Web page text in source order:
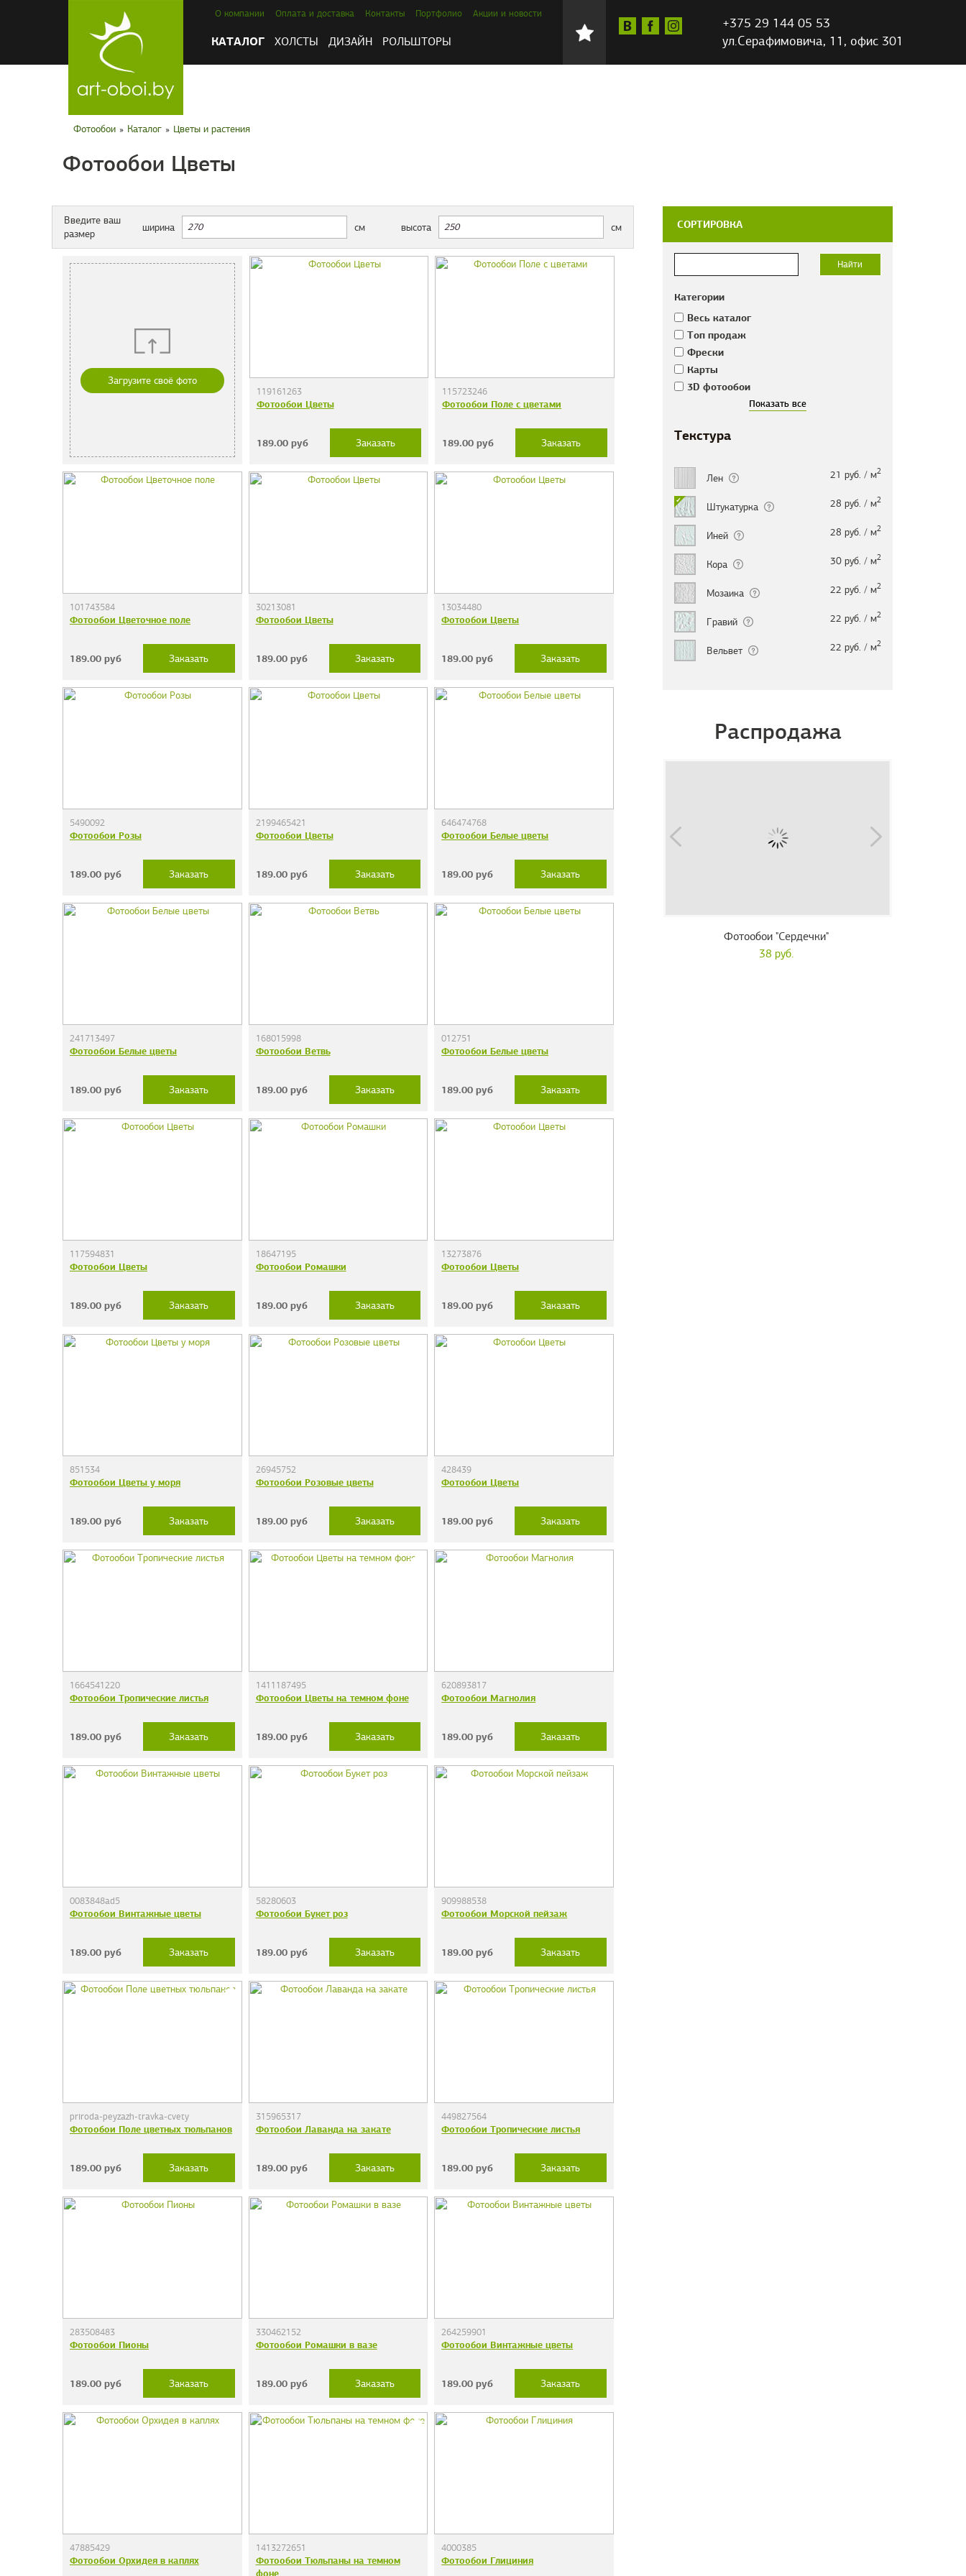
+375 29 144 05 53
ул.Серафимовича, 11, офис 301
О компании Оплата и доставка Контакты Портфолио Акции и новости
КАТАЛОГ ХОЛСТЫ ДИЗАЙН РОЛЬШТОРЫ
Фотообои » Каталог » Цветы и растения
Фотообои Цветы
Введите ваш
размер
ширина см высота см
Загрузите своё фото
119161263
Фотообои Цветы
189.00руб Заказать
115723246
Фотообои Поле с цветами
189.00 руб Заказать
101743584
Фотообои Цветочное поле
189.00руб Заказать
30213081
Фотообои Цветы
189.00руб Заказать
13034480
Фотообои Цветы
189.00 руб Заказать
5490092
Фотообои Розы
189.00руб Заказать
2199465421
Фотообои Цветы
189.00руб Заказать
646474768
Фотообои Белые цветы
189.00 руб Заказать
241713497
Фотообои Белые цветы
189.00руб Заказать
168015998
Фотообои Ветвь
189.00руб Заказать
012751
Фотообои Белые цветы
189.00 руб Заказать
117594831
Фотообои Цветы
189.00руб Заказать
18647195
Фотообои Ромашки
189.00руб Заказать
13273876
Фотообои Цветы
189.00 руб Заказать
851534
Фотообои Цветы у моря
189.00руб Заказать
26945752
Фотообои Розовые цветы
189.00руб Заказать
428439
Фотообои Цветы
189.00 руб Заказать
1664541220
Фотообои Тропические листья
189.00руб Заказать
1411187495
Фотообои Цветы на темном фоне
189.00руб Заказать
620893817
Фотообои Магнолия
189.00 руб Заказать
0083848ad5
Фотообои Винтажные цветы
189.00руб Заказать
58280603
Фотообои Букет роз
189.00руб Заказать
909988538
Фотообои Морской пейзаж
189.00 руб Заказать
priroda-peyzazh-travka-cvety
Фотообои Поле цветных тюльпанов
189.00руб Заказать
315965317
Фотообои Лаванда на закате
189.00руб Заказать
449827564
Фотообои Тропические листья
189.00 руб Заказать
283508483
Фотообои Пионы
189.00руб Заказать
330462152
Фотообои Ромашки в вазе
189.00руб Заказать
264259901
Фотообои Винтажные цветы
189.00 руб Заказать
47885429
Фотообои Орхидея в каплях
1413272651
Фотообои Тюльпаны на темном
фоне
4000385
Фотообои Глициния
СОРТИРОВКА
Категории
Весь каталог
Tоп продаж
Фрески
Карты
3D фотообои
Текстура
Лен 21 руб. / м2
Штукатурка 28 руб. / м2
Иней 28 руб. / м2
Кора 30 руб. / м2
Мозаика 22 руб. / м2
Гравий 22 руб. / м2
Вельвет 22 руб. / м2
Распродажа
Фотообои "Сердечки"
38 руб.